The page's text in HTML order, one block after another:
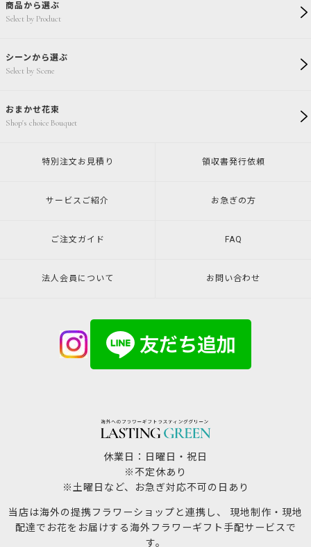
商品から選ぶ
Select by Product
シーンから選ぶ
Select by Scene
おまかせ花束
Shop's choice Bouquet
特別注文 お見積り 領収書発行依頼
サービスご紹介 お急ぎの方
ご注文ガイド FAQ
法人会員について お問い合わせ
休業日：日曜日・祝日
※不定休あり
※土曜日など、お急ぎ対応不可の日あり
当店は海外の提携フラワーショップと連携し、 現地制作・現地
配達でお花をお届けする海外フラワーギフト手配サービスで
す。